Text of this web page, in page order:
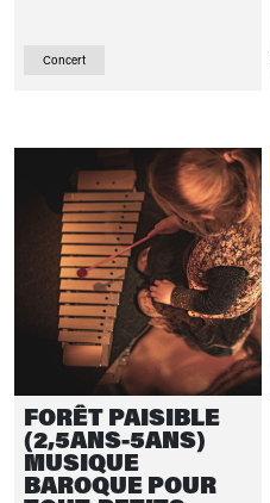
Concert
FORÊT PAISIBLE
(2,5ANS-5ANS)
MUSIQUE
BAROQUE POUR